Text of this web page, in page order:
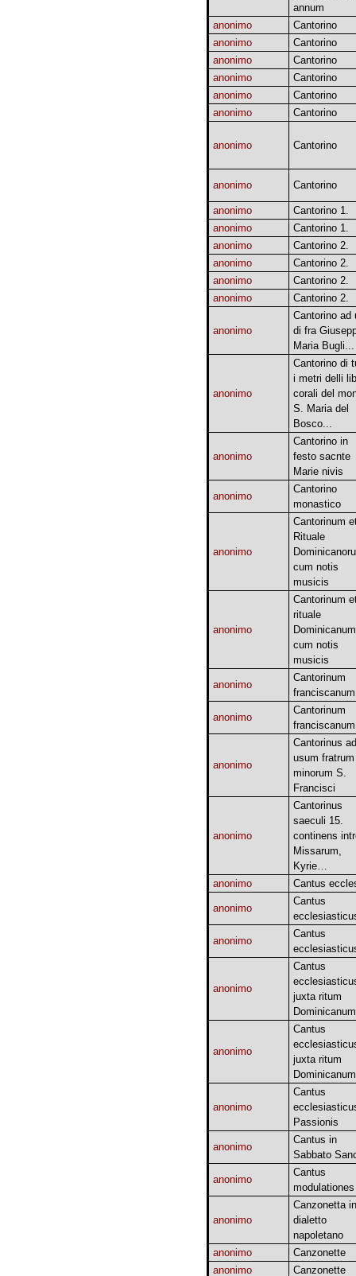
annum
anonimo
Cantorino
anonimo
Cantorino
anonimo
Cantorino
anonimo
Cantorino
anonimo
Cantorino
anonimo
Cantorino
anonimo Cantorino
anonimo Cantorino
anonimo
Cantorino 1.
anonimo
Cantorino 1.
anonimo
Cantorino 2.
anonimo
Cantorino 2.
anonimo
Cantorino 2.
anonimo
Cantorino 2.
anonimo
Cantorino ad
di fra
Maria Bugli...
anonimo
Cantorino di
i metri delli
corali del
S. Maria del
Bosco...
anonimo
Cantorino in
festo sacnte
Marie nivis
anonimo
Cantorino
monastico
anonimo
Cantorinum
Rituale
cum notis
musicis
anonimo
Cantorinum
rituale
Dominicanum
cum notis
musicis
anonimo
Cantorinum
franciscanum
anonimo
Cantorinum
franciscanum
anonimo
Cantorinus ad
usum fratrum
minorum S.
Francisci
anonimo
Cantorinus
saeculi 15.
continens
Missarum,
Kyrie…
anonimo
Cantus
anonimo
Cantus
anonimo
Cantus
anonimo
Cantus
juxta ritum
Dominicanum
anonimo
Cantus
juxta ritum
Dominicanum
anonimo
Cantus
Passionis
anonimo
Cantus in
Sabbato
anonimo
Cantus
modulationes
anonimo
Canzonetta in
dialetto
napoletano
anonimo
Canzonette
anonimo
Canzonette